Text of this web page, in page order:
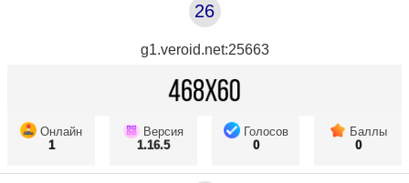
26
g1.veroid.net:25663
Онлайн
1
Версия
1.16.5
Голосов
0
Баллы
0